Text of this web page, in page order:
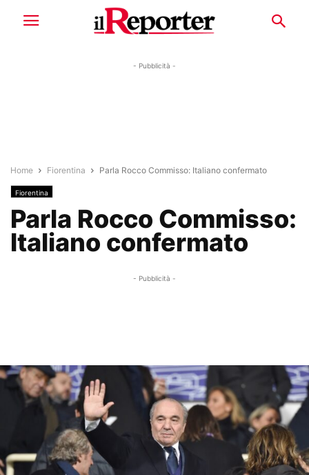
- Pubblicità -
Home Fiorentina Parla Rocco Commisso: Italiano confermato
Fiorentina
Parla Rocco Commisso:
Italiano confermato
- Pubblicità -